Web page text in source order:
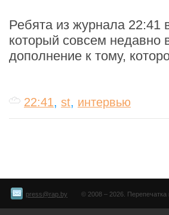
Ребята из журнала 22:41
который совсем
дополнение к тому,
22:41, st, интервью
press@rap.by © 2008 – 2026.